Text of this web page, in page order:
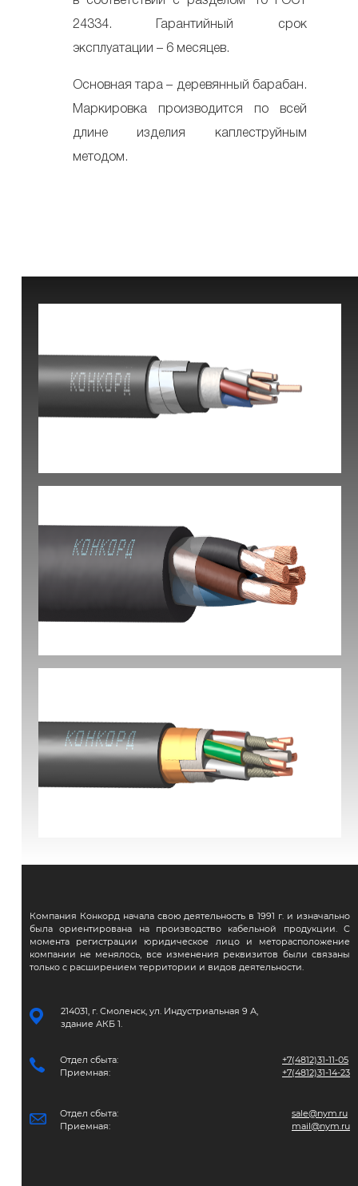
24334. Гарантийный срок
эксплуатации – 6 месяцев.
Основная тара – деревянный барабан.
Маркировка производится по всей
длине изделия каплеструйным
методом.
КВБбШвнг(А) -LS
КГ-ХЛ
Компания Конкорд начала свою деятельность в 1991 г. и изначально
была ориентирована на производство кабельной продукции. С
момента регистрации юридическое лицо и меторасположение
компании не менялось, все изменения реквизитов были связаны
только с расширением территории и видов деятельности.
214031, г. Смоленск, ул. Индустриальная 9 А,
здание АКБ 1.
Отдел сбыта:
Приемная:
+7(4812)31-11-05
+7(4812)31-14-23
Отдел сбыта:
Приемная:
sale@nym.ru
mail@nym.ru